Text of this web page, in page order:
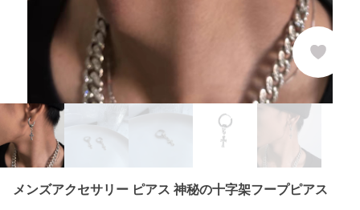
メンズアクセサリー ピアス 神秘の十字架フープピアス